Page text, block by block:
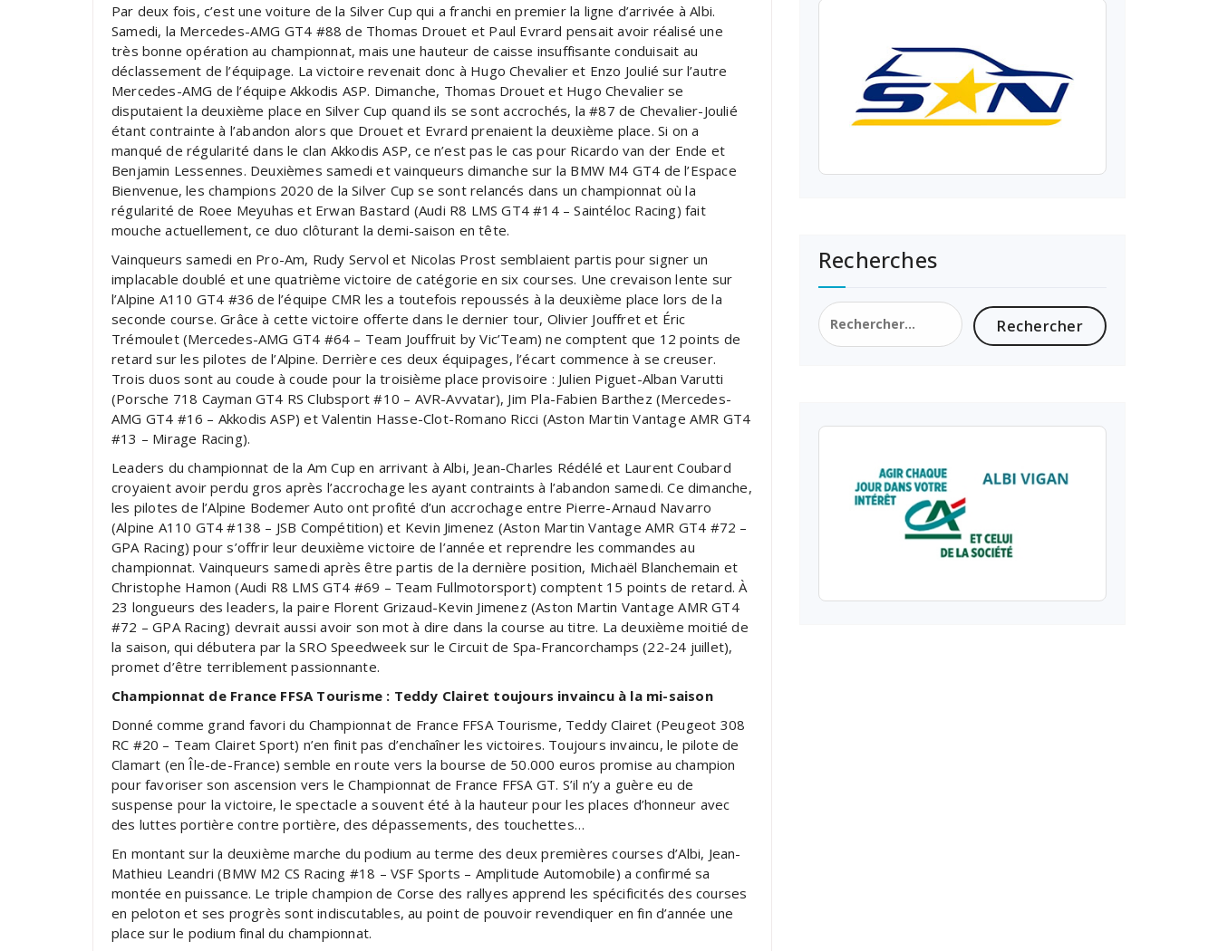
Par deux fois, c’est une voiture de la Silver Cup qui a franchi en premier la ligne d’arrivée à Albi.
Samedi, la Mercedes-AMG GT4 #88 de Thomas Drouet et Paul Evrard pensait avoir réalisé une
très bonne opération au championnat, mais une hauteur de caisse insuffisante conduisait au
déclassement de l’équipage. La victoire revenait donc à Hugo Chevalier et Enzo Joulié sur l’autre
Mercedes-AMG de l’équipe Akkodis ASP. Dimanche, Thomas Drouet et Hugo Chevalier se
disputaient la deuxième place en Silver Cup quand ils se sont accrochés, la #87 de Chevalier-Joulié
étant contrainte à l’abandon alors que Drouet et Evrard prenaient la deuxième place. Si on a
manqué de régularité dans le clan Akkodis ASP, ce n’est pas le cas pour Ricardo van der Ende et
Benjamin Lessennes. Deuxièmes samedi et vainqueurs dimanche sur la BMW M4 GT4 de l’Espace
Bienvenue, les champions 2020 de la Silver Cup se sont relancés dans un championnat où la
régularité de Roee Meyuhas et Erwan Bastard (Audi R8 LMS GT4 #14 – Saintéloc Racing) fait
mouche actuellement, ce duo clôturant la demi-saison en tête.
Vainqueurs samedi en Pro-Am, Rudy Servol et Nicolas Prost semblaient partis pour signer un
implacable doublé et une quatrième victoire de catégorie en six courses. Une crevaison lente sur
l’Alpine A110 GT4 #36 de l’équipe CMR les a toutefois repoussés à la deuxième place lors de la
seconde course. Grâce à cette victoire offerte dans le dernier tour, Olivier Jouffret et Éric
Trémoulet (Mercedes-AMG GT4 #64 – Team Jouffruit by Vic’Team) ne comptent que 12 points de
retard sur les pilotes de l’Alpine. Derrière ces deux équipages, l’écart commence à se creuser.
Trois duos sont au coude à coude pour la troisième place provisoire : Julien Piguet-Alban Varutti
(Porsche 718 Cayman GT4 RS Clubsport #10 – AVR-Avvatar), Jim Pla-Fabien Barthez (Mercedes-
AMG GT4 #16 – Akkodis ASP) et Valentin Hasse-Clot-Romano Ricci (Aston Martin Vantage AMR GT4
#13 – Mirage Racing).
Leaders du championnat de la Am Cup en arrivant à Albi, Jean-Charles Rédélé et Laurent Coubard
croyaient avoir perdu gros après l’accrochage les ayant contraints à l’abandon samedi. Ce dimanche,
les pilotes de l’Alpine Bodemer Auto ont profité d’un accrochage entre Pierre-Arnaud Navarro
(Alpine A110 GT4 #138 – JSB Compétition) et Kevin Jimenez (Aston Martin Vantage AMR GT4 #72 –
GPA Racing) pour s’offrir leur deuxième victoire de l’année et reprendre les commandes au
championnat. Vainqueurs samedi après être partis de la dernière position, Michaël Blanchemain et
Christophe Hamon (Audi R8 LMS GT4 #69 – Team Fullmotorsport) comptent 15 points de retard. À
23 longueurs des leaders, la paire Florent Grizaud-Kevin Jimenez (Aston Martin Vantage AMR GT4
#72 – GPA Racing) devrait aussi avoir son mot à dire dans la course au titre. La deuxième moitié de
la saison, qui débutera par la SRO Speedweek sur le Circuit de Spa-Francorchamps (22-24 juillet),
promet d’être terriblement passionnante.
Championnat de France FFSA Tourisme : Teddy Clairet toujours invaincu à la mi-saison
Donné comme grand favori du Championnat de France FFSA Tourisme, Teddy Clairet (Peugeot 308
RC #20 – Team Clairet Sport) n’en finit pas d’enchaîner les victoires. Toujours invaincu, le pilote de
Clamart (en Île-de-France) semble en route vers la bourse de 50.000 euros promise au champion
pour favoriser son ascension vers le Championnat de France FFSA GT. S’il n’y a guère eu de
suspense pour la victoire, le spectacle a souvent été à la hauteur pour les places d’honneur avec
des luttes portière contre portière, des dépassements, des touchettes…
En montant sur la deuxième marche du podium au terme des deux premières courses d’Albi, Jean-
Mathieu Leandri (BMW M2 CS Racing #18 – VSF Sports – Amplitude Automobile) a confirmé sa
montée en puissance. Le triple champion de Corse des rallyes apprend les spécificités des courses
en peloton et ses progrès sont indiscutables, au point de pouvoir revendiquer en fin d’année une
place sur le podium final du championnat.
Recherches
Rechercher :